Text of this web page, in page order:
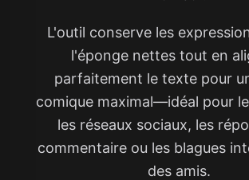
L'outil conserve les
l'éponge nettes tout en
parfaitement le texte pour
comique maximal—idéal pour
les réseaux sociaux, les
commentaire ou les blagues
des amis.